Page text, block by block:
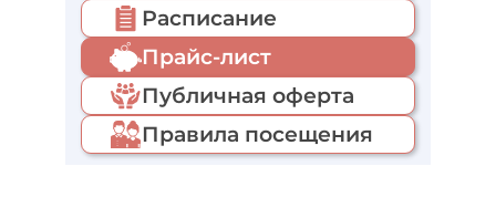
Расписание
Прайс-лист
Публичная оферта
Правила посещения